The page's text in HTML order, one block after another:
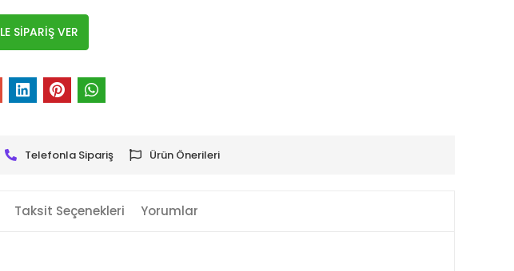
SİPARİŞ VER
Telefonla Sipariş Ürün Önerileri
Taksit Seçenekleri Yorumlar